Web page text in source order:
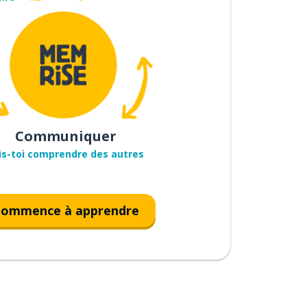
Communiquer
toi comprendre des autres
à apprendre